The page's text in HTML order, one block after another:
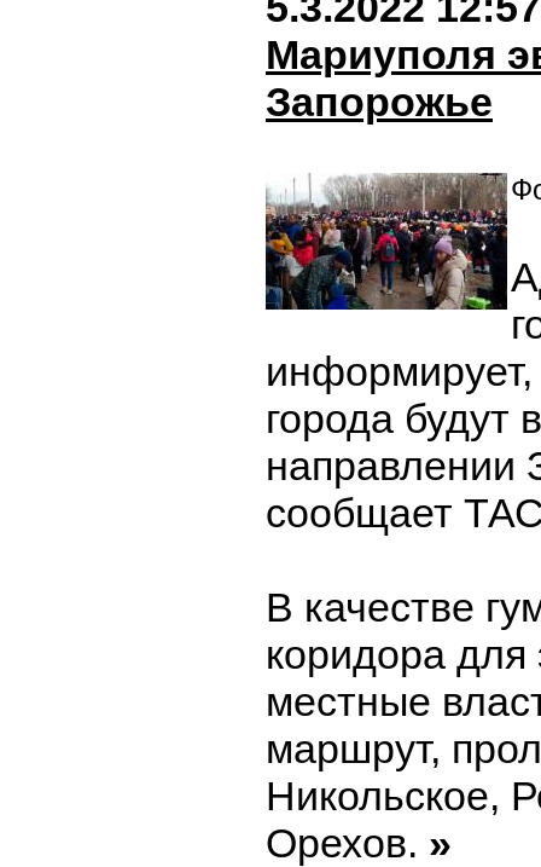
Мариуполя
Запорожье
города будут
направлении
сообщает
В качестве
коридора для
местные
маршрут,
Никольское,
Орехов. »